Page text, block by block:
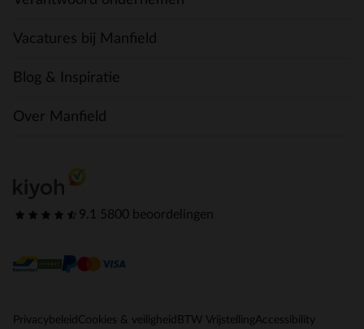
Vacatures bij Manfield
Blog & Inspiratie
Over Manfield
9.1 5800 beoordelingen
Privacybeleid Cookies & veiligheid BTW VrijstellingAccessibility